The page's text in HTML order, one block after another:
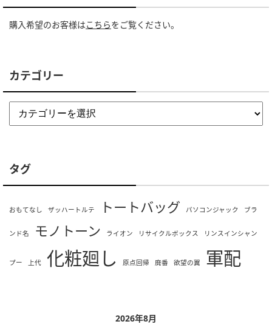
購入希望のお客様はこちらをご覧ください。
カテゴリー
タグ
おもてなし ザッハートルテ トートバッグ パソコンジャック ブラ
ンド名 モノトーン ライオン リサイクルボックス リンスインシャン
プー 上代 化粧廻し 原点回帰 廃番 欲望の翼 軍配
2026年8月